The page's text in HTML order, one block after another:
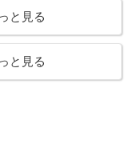
と見る
と見る